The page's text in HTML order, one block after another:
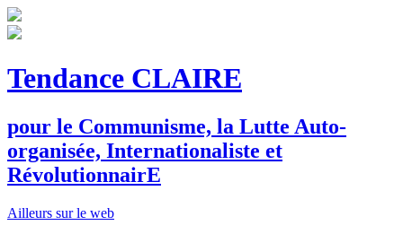
Tendance CLAIRE
pour le Communisme, la Lutte Auto-
organisée, Internationaliste et
RévolutionnairE
Ailleurs sur le web